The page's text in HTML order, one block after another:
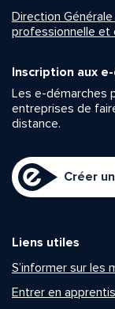
Direction
professionnelle et
Inscription aux
Les e-démarches
entreprises de
distance.
Créer
Liens utiles
S’informer sur
Entrer en